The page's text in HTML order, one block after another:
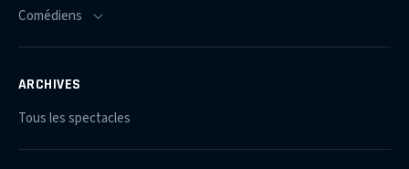
ARCHIVES
Tous les spectacles